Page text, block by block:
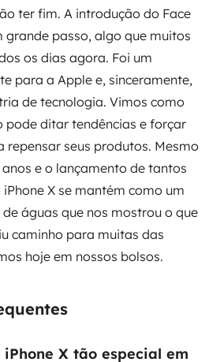
ter fim. A introdução do Face
passo, algo que muitos
os dias agora. Foi um
para a Apple e, sinceramente,
de tecnologia. Vimos como
pode ditar tendências e forçar
repensar seus produtos. Mesmo
e o lançamento de tantos
X se mantém como um
águas que nos mostrou o que
caminho para muitas das
hoje em nossos bolsos.
X tão especial em